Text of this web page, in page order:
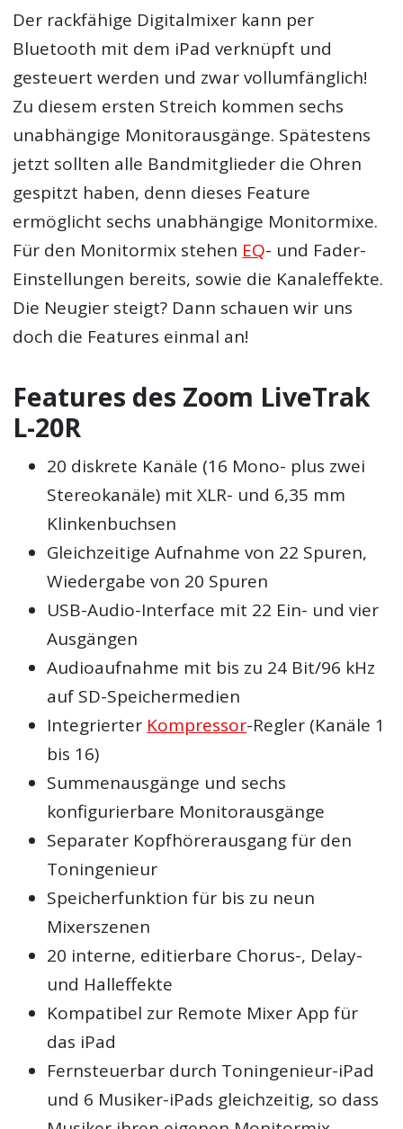
Der rackfähige Digitalmixer kann per
Bluetooth mit dem iPad verknüpft und
gesteuert werden und zwar vollumfänglich!
Zu diesem ersten Streich kommen sechs
unabhängige Monitorausgänge. Spätestens
jetzt sollten alle Bandmitglieder die Ohren
gespitzt haben, denn dieses Feature
ermöglicht sechs unabhängige Monitormixe.
Für den Monitormix stehen EQ- und Fader-
Einstellungen bereits, sowie die Kanaleffekte.
Die Neugier steigt? Dann schauen wir uns
doch die Features einmal an!
Features des Zoom LiveTrak
L-20R
20 diskrete Kanäle (16 Mono- plus zwei
Stereokanäle) mit XLR- und 6,35 mm
Klinkenbuchsen
Gleichzeitige Aufnahme von 22 Spuren,
Wiedergabe von 20 Spuren
USB-Audio-Interface mit 22 Ein- und vier
Ausgängen
Audioaufnahme mit bis zu 24 Bit/96 kHz
auf SD-Speichermedien
Integrierter Kompressor-Regler (Kanäle 1
bis 16)
Summenausgänge und sechs
konfigurierbare Monitorausgänge
Separater Kopfhörerausgang für den
Toningenieur
Speicherfunktion für bis zu neun
Mixerszenen
20 interne, editierbare Chorus-, Delay-
und Halleffekte
Kompatibel zur Remote Mixer App für
das iPad
Fernsteuerbar durch Toningenieur-iPad
und 6 Musiker-iPads gleichzeitig, so dass